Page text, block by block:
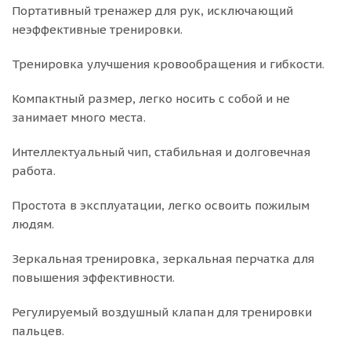
Портативный тренажер для рук, исключающий
неэффективные тренировки.
Тренировка улучшения кровообращения и гибкости.
Компактный размер, легко носить с собой и не
занимает много места.
Интеллектуальный чип, стабильная и долговечная
работа.
Простота в эксплуатации, легко освоить пожилым
людям.
Зеркальная тренировка, зеркальная перчатка для
повышения эффективности.
Регулируемый воздушный клапан для тренировки
пальцев.